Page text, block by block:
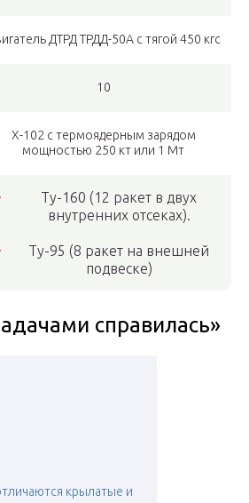
ДТРД ТРДД-50А с тягой 450 кгс
10
Х-102 с термоядерным зарядом
мощностью 250 кт или 1 Мт
Ту-160 (12 ракет в двух
внутренних отсеках).
Ту-95 (8 ракет на внешней
подвеске)
справилась»
крылатые и